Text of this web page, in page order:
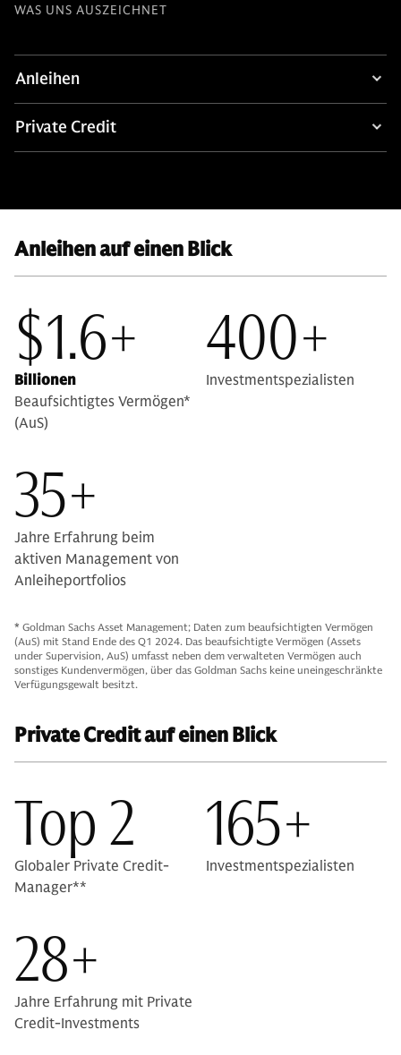
WAS UNS AUSZEICHNET
Anleihen
Private Credit
Anleihen auf einen Blick
$1.6+
Billionen
Beaufsichtigtes Vermögen*
(AuS)
400+
Investmentspezialisten
35+
Jahre Erfahrung beim
aktiven Management von
Anleiheportfolios
* Goldman Sachs Asset Management; Daten zum beaufsichtigten Vermögen
(AuS) mit Stand Ende des Q1 2024. Das beaufsichtigte Vermögen (Assets
under Supervision, AuS) umfasst neben dem verwalteten Vermögen auch
sonstiges Kundenvermögen, über das Goldman Sachs keine uneingeschränkte
Verfügungsgewalt besitzt.
Private Credit auf einen Blick
Top 2
Globaler Private Credit-
Manager**
165+
Investmentspezialisten
28+
Jahre Erfahrung mit Private
Credit-Investments